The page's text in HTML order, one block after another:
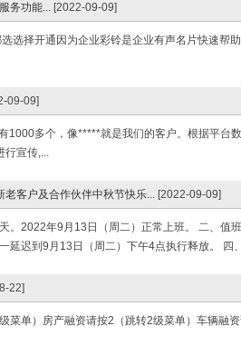
务功能... [2022-09-09]
选择开通因为企业彩铃是企业有声名片快速帮
09-09]
1000多个，像*****就是我们的客户。根据平台
行宣传,...
客户及合作伙伴中秋节快乐... [2022-09-09]
2022年9月13日（周二）正常上班。 二、值
延迟到9月13日（周二）下午4点执行释放。 四
22]
菜单）房产融资请按2（跳转2级菜单）车辆融